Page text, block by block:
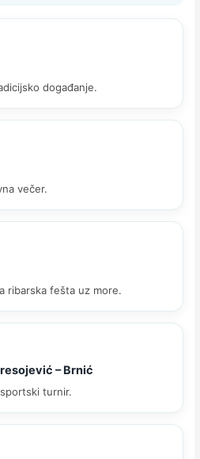
događanje.
večer.
ribarska fešta uz more.
– Brnić
turnir.